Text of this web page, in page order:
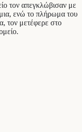
τον απεγκλώβισαν με
ενώ το πλήρωμα του
τον μετέφερε στο